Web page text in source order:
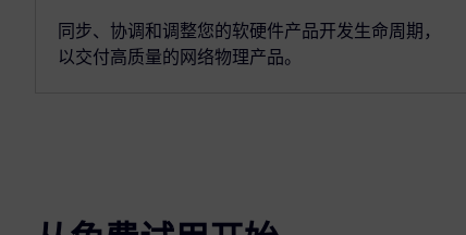
同步、协调和调整您的软硬件产品开发生命周期，
以交付高质量的网络物理产品。